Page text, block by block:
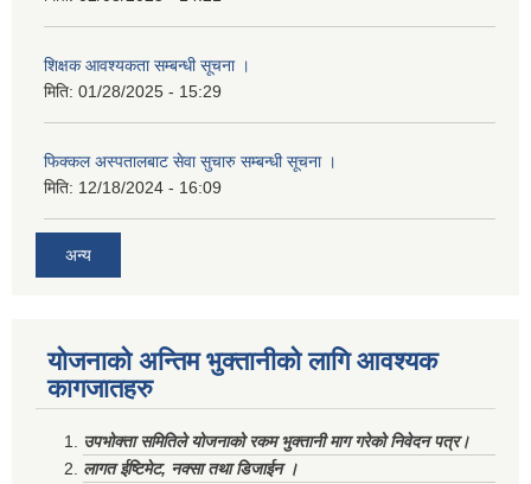
शिक्षक आवश्यकता सम्बन्धी सूचना ।
मिति: 01/28/2025 - 15:29
फिक्कल अस्पतालबाट सेवा सुचारु सम्बन्धी सूचना ।
मिति: 12/18/2024 - 16:09
अन्य
योजनाको अन्तिम भुक्तानीको लागि आवश्यक
कागजातहरु
उपभोक्ता समितिले योजनाको रकम भुक्तानी माग गरेको निवेदन पत्र।
लागत ईष्टिमेट, नक्सा तथा डिजाईन ।